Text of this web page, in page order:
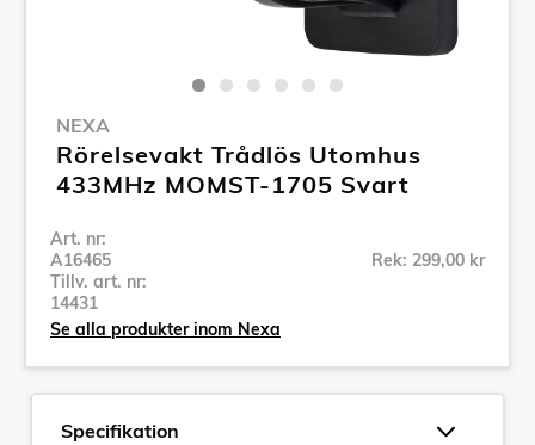
NEXA
Rörelsevakt Trådlös Utomhus
433MHz MOMST-1705 Svart
Art. nr:
A16465
Tillv. art. nr:
14431
Rek: 299,00 kr
Se alla produkter inom Nexa
Specifikation